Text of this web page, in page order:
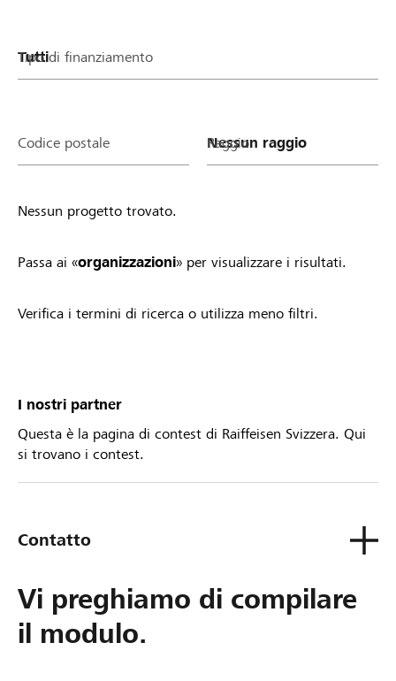
Tipo di finanziamento
Codice postale Raggio
Nessun progetto trovato.
Passa ai «organizzazioni» per visualizzare i risultati.
Verifica i termini di ricerca o utilizza meno filtri.
I nostri partner
Questa è la pagina di contest di Raiffeisen Svizzera. Qui
si trovano i contest.
Contatto
Vi preghiamo di compilare
il modulo.